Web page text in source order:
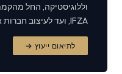
IFZA, ועד לעיצוב חברות אחזקה ולציות שוטף.
לתיאום ייעוץ →